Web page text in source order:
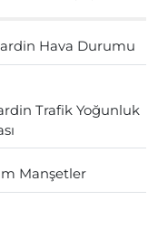
Hava Durumu
Trafik Yoğunluk
Manşetler